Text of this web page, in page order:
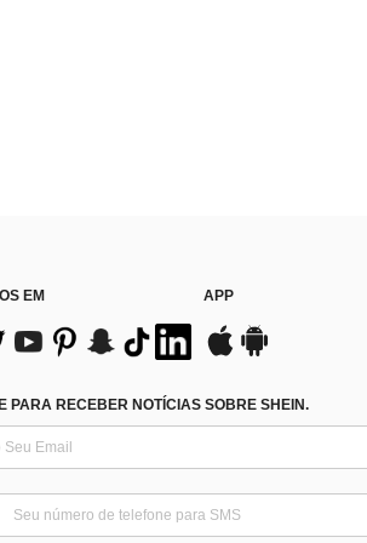
EM APP
PARA RECEBER NOTÍCIAS SOBRE SHEIN.